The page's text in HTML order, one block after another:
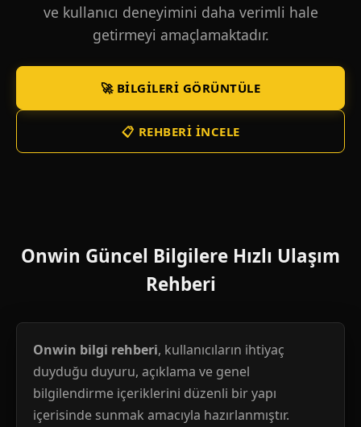
ve kullanıcı deneyimini daha verimli hale
getirmeyi amaçlamaktadır.
🚀 BILGILERI GÖRÜNTÜLE
📋 REHBERI İNCELE
Onwin Güncel Bilgilere Hızlı Ulaşım
Rehberi
Onwin bilgi rehberi, kullanıcıların ihtiyaç
duyduğu duyuru, açıklama ve genel
bilgilendirme içeriklerini düzenli bir yapı
içerisinde sunmak amacıyla hazırlanmıştır.